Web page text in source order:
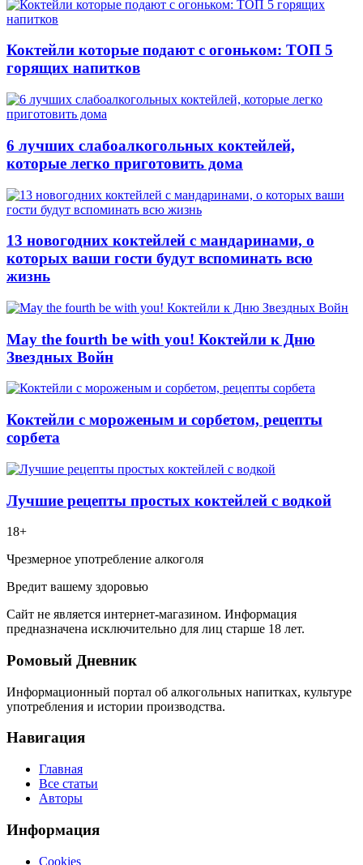
Коктейли которые подают с огоньком: ТОП 5
горящих напитков
6 лучших слабоалкогольных коктейлей,
которые легко приготовить дома
13 новогодних коктейлей с мандаринами, о
которых ваши гости будут вспоминать всю
жизнь
May the fourth be with you! Коктейли к Дню
Звездных Войн
Коктейли с мороженым и сорбетом, рецепты
сорбета
Лучшие рецепты простых коктейлей с водкой
18+
Чрезмерное употребление алкоголя
Вредит вашему здоровью
Сайт не является интернет-магазином. Информация
предназначена исключительно для лиц старше 18 лет.
Ромовый Дневник
Информационный портал об алкогольных напитках, культуре
употребления и истории производства.
Навигация
Главная
Все статьи
Авторы
Информация
Cookies